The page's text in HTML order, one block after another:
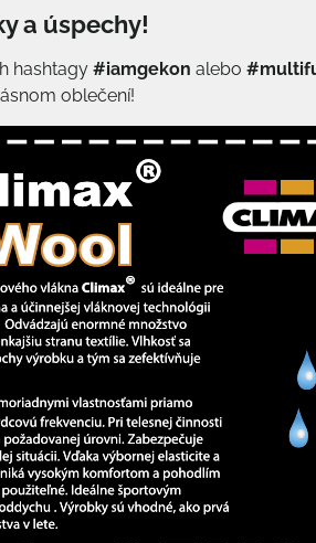
a úspechy!
hashtagy #iamgekon alebo
oblečení!